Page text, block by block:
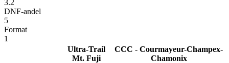
3.2
DNF-andel
5
Format
1
Ultra-Trail
Mt. Fuji
CCC - Courmayeur-Champex-
Chamonix